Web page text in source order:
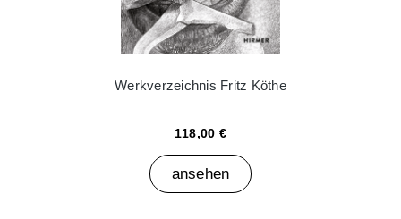
Werkverzeichnis Fritz Köthe
118,00 €
ansehen